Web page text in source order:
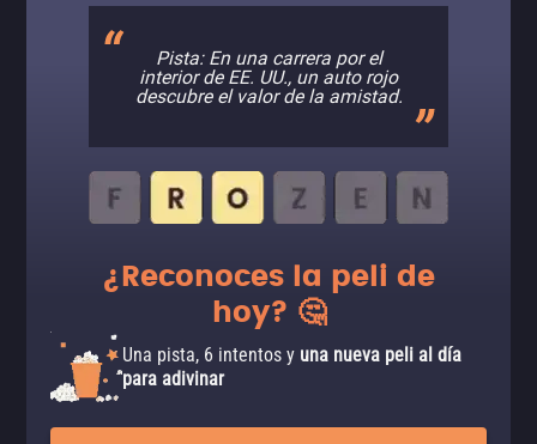
Pista: En una carrera por el
interior de EE. UU., un auto rojo
descubre el valor de la amistad.
¿Reconoces la peli de
hoy? 🤔
Una pista, 6 intentos y una nueva peli al día
para adivinar